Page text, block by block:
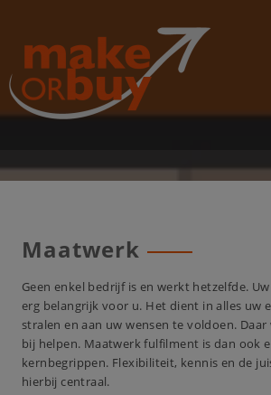
content
Maatwerk
Geen enkel bedrijf is en werkt hetzelfde.
erg belangrijk voor u. Het dient in alles uw
stralen en aan uw wensen te voldoen. Daar
bij helpen. Maatwerk fulfilment is dan ook
kernbegrippen. Flexibiliteit, kennis en de
hierbij centraal.